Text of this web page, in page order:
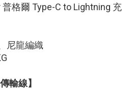
格爾 Type-C to Lightning 充
尼龍編織
輸線】